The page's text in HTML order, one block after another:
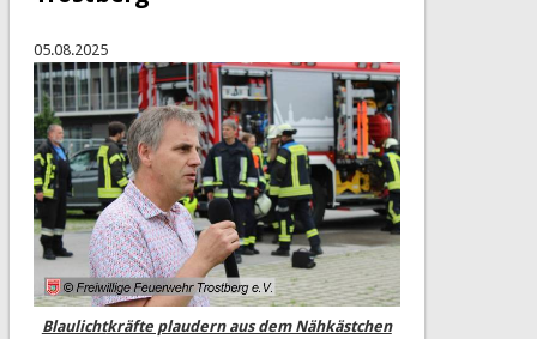
05.08.2025
Blaulichtkräfte plaudern aus dem Nähkästchen